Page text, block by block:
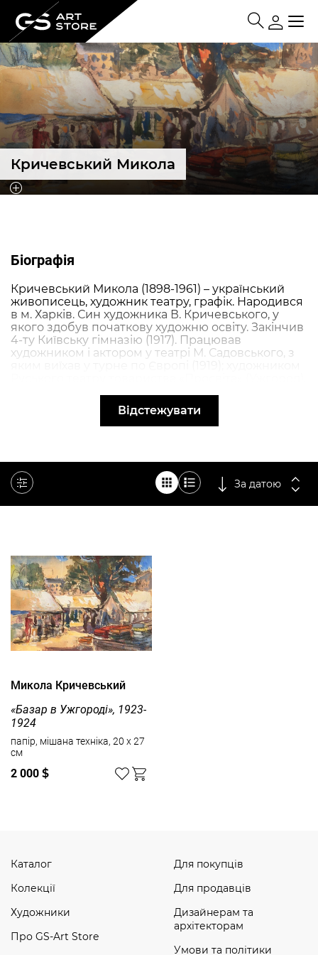
Кричевський Микола
Біографія
Кричевський Микола (1898-1961) – український
живописець, художник театру, графік. Народився
в м. Харків. Син художника В. Кричевського, у
якого здобув початкову художню освіту. Закінчив
4-ту Київську гімназію (1917). Працював
художником і актором у театрі М. Садовського, з
переїхав до Чехословаччини, де закінчив
навчання в Українській студії пластичних
мистецтв і Мистецько-промисловій школі (Прага,
«Theatre Hebertot», 1942, та ін.). Персональні
виставки в Україні, Польщі, Чехії, Франції, Італії,
Канаді, США. Учасник Другої світової війни,
нагороджений орденом Почесного легіону.
Подорожуючи Європою, створив сотні
акварельних пейзажів Франції, Італії, Австрії,
Швейцарії.
Відстежувати
За датою
Микола Кричевський
«Базар в Ужгороді», 1923-
1924
папір, мішана техніка, 20 x 27
см
2 000 $
Каталог
Колекції
Художники
Про GS-Art Store
Для покупців
Для продавців
Дизайнерам та
архітекторам
Умови та політики